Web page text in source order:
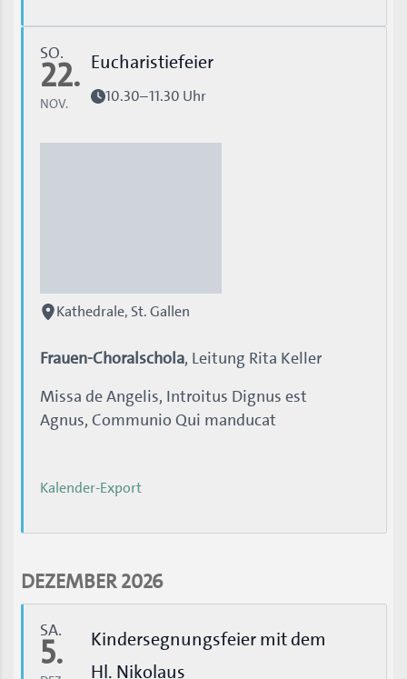
SO.
22.
NOV.
Eucharistiefeier
10.30–11.30 Uhr
Kathedrale, St. Gallen
Frauen-Choralschola, Leitung Rita Keller
Missa de Angelis, Introitus Dignus est
Agnus, Communio Qui manducat
Kalender-Export
DEZEMBER 2026
SA.
5.
Kindersegnungsfeier mit dem
Hl. Nikolaus